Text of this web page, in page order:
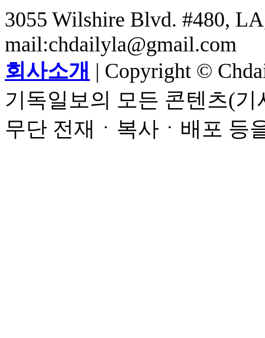
3055 Wilshire Blvd. #480,
mail:chdailyla@gmail.com
회사소개 | Copyright ©
기독일보의 모든 콘텐츠(
무단 전재ㆍ복사ㆍ배포 등